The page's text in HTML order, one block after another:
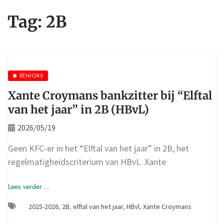
Tag: 2B
SENIORS
Xante Croymans bankzitter bij “Elftal
van het jaar” in 2B (HBvL)
2026/05/19
Geen KFC-er in het “Elftal van het jaar” in 2B, het
regelmatigheidscriterium van HBvL. Xante
Lees verder ...
2025-2026, 2B, elftal van het jaar, HBvl, Xante Croymans